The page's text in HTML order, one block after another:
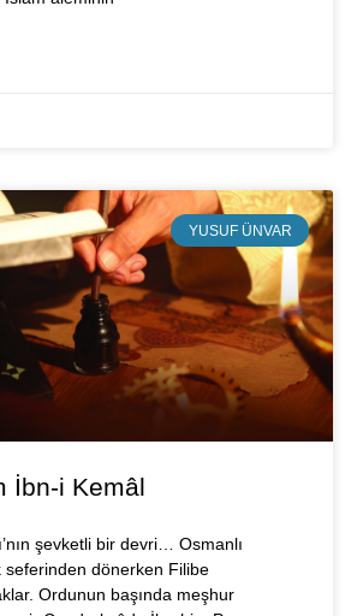
YUSUF ÜNVAR
İbn-i Kemâl
şevketli bir devri… Osmanlı
seferinden dönerken Filibe
Ordunun başında meşhur